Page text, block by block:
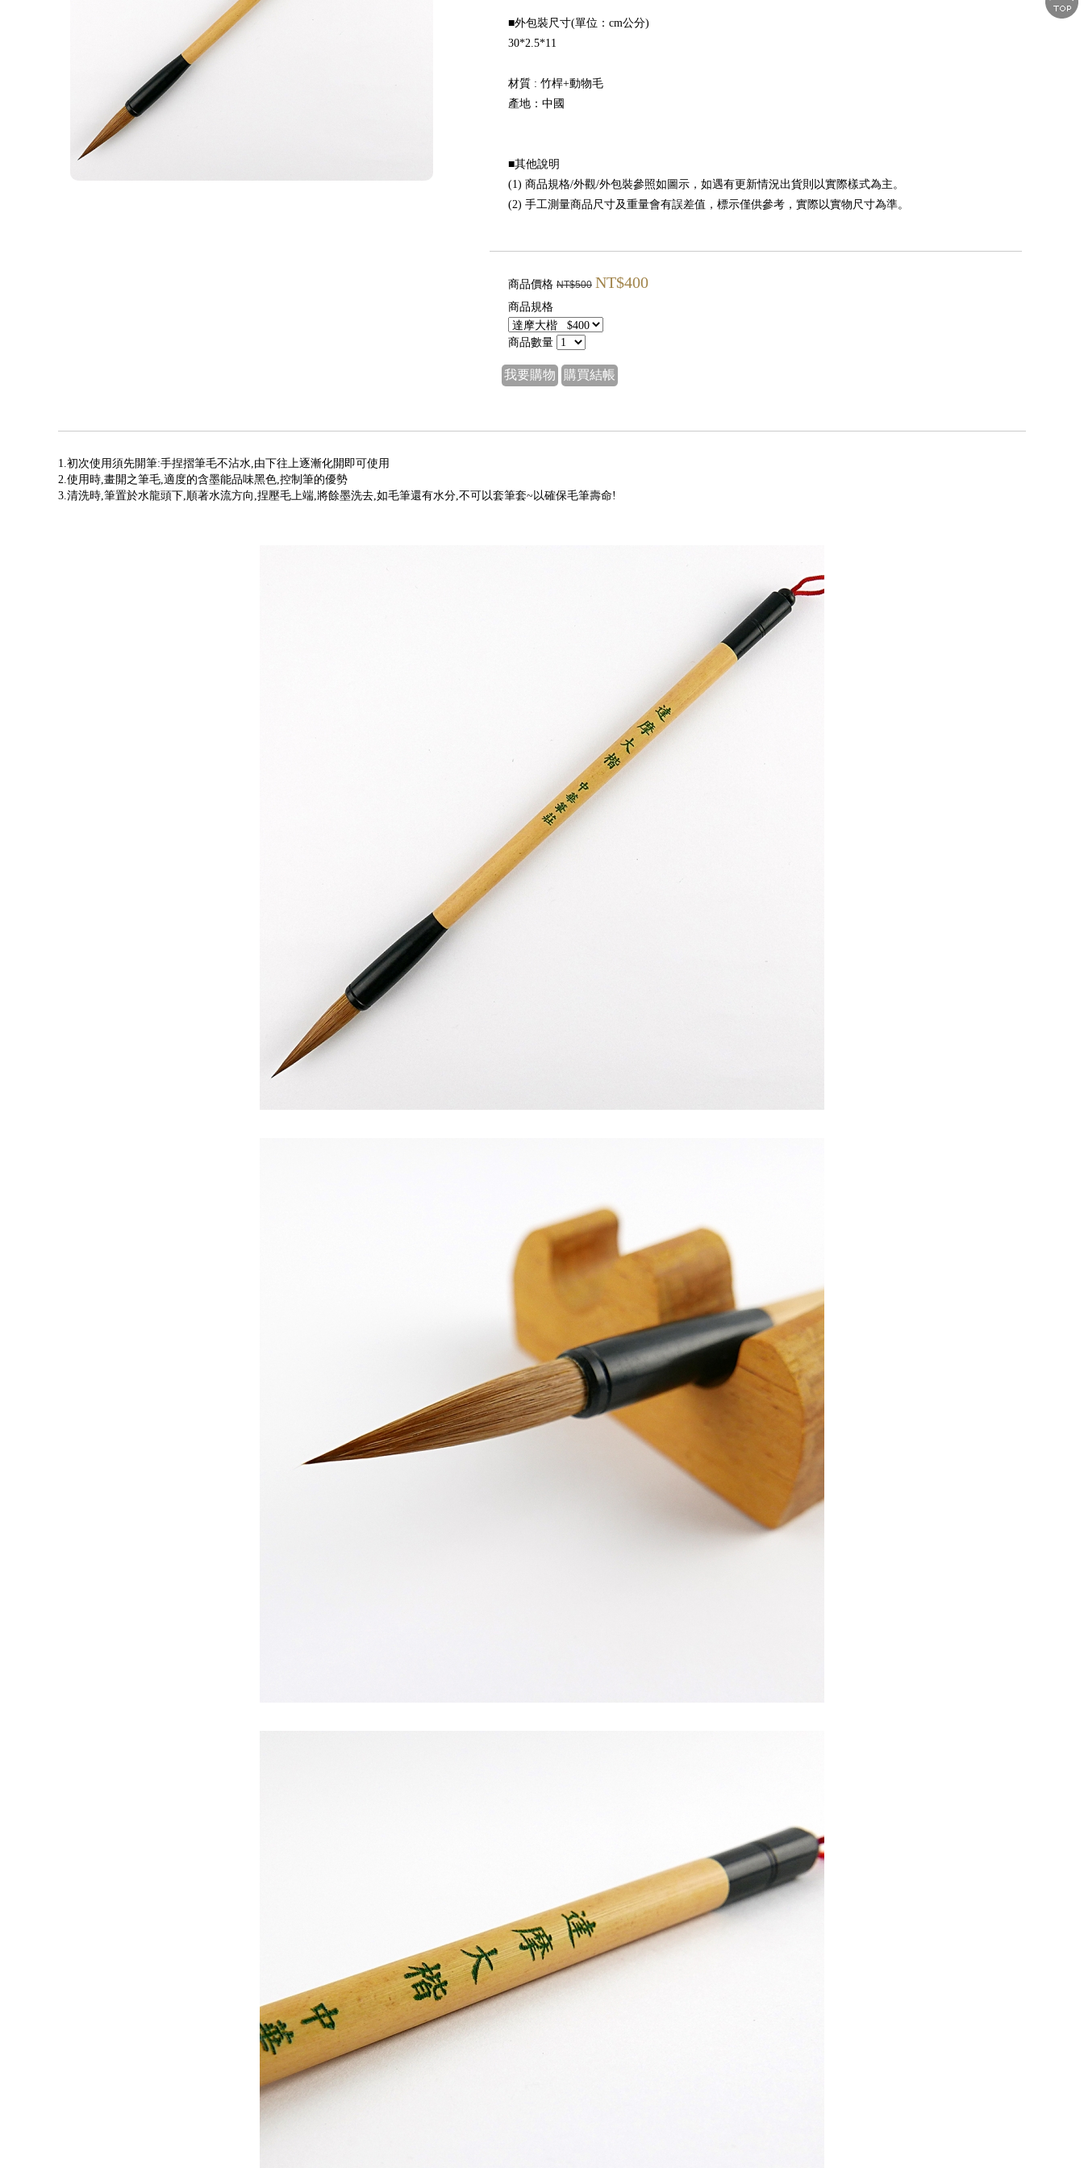
■外包裝尺寸(單位：cm公分)
30*2.5*11
材質 : 竹桿+動物毛
產地：中國
■其他說明
(1) 商品規格/外觀/外包裝參照如圖示，如遇有更新情況出貨則以實際樣式為主。
(2) 手工測量商品尺寸及重量會有誤差值，標示僅供參考，實際以實物尺寸為準。
商品價格 NT$500 NT$400
商品規格
商品數量
我要購物 購買結帳
1.初次使用須先開筆:手捏摺筆毛不沾水,由下往上逐漸化開即可使用
2.使用時,畫開之筆毛,適度的含墨能品味黑色,控制筆的優勢
3.清洗時,筆置於水龍頭下,順著水流方向,捏壓毛上端,將餘墨洗去,如毛筆還有水分,不可以套筆套~以確保毛筆壽命!